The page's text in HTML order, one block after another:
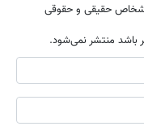
اشخاص حقیقی و حقوقی
باشد منتشر نمی‌شود.